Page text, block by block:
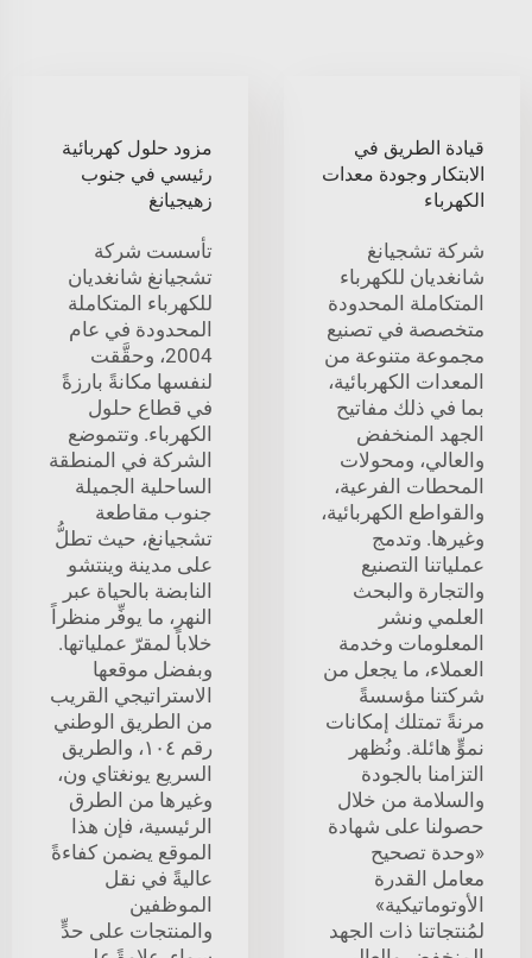
قيادة الطريق في
الابتكار وجودة معدات
الكهرباء
شركة تشجيانغ
شانغديان للكهرباء
المتكاملة المحدودة
متخصصة في تصنيع
مجموعة متنوعة من
المعدات الكهربائية،
بما في ذلك مفاتيح
الجهد المنخفض
والعالي، ومحولات
المحطات الفرعية،
والقواطع الكهربائية،
وغيرها. وتدمج
عملياتنا التصنيع
والتجارة والبحث
العلمي ونشر
المعلومات وخدمة
العملاء، ما يجعل من
شركتنا مؤسسةً
مرنةً تمتلك إمكانات
نموٍّ هائلة. ونُظهر
التزامنا بالجودة
والسلامة من خلال
حصولنا على شهادة
«وحدة تصحيح
معامل القدرة
الأوتوماتيكية»
لمُنتجاتنا ذات الجهد
مزود حلول كهربائية
رئيسي في جنوب
زهيجيانغ
تأسست شركة
تشجيانغ شانغديان
للكهرباء المتكاملة
المحدودة في عام
2004، وحقَّقت
لنفسها مكانةً بارزةً
في قطاع حلول
الكهرباء. وتتموضع
الشركة في المنطقة
الساحلية الجميلة
جنوب مقاطعة
تشجيانغ، حيث تطلُّ
على مدينة وينتشو
النابضة بالحياة عبر
النهر، ما يوفِّر منظراً
خلاباً لمقرّ عملياتها.
وبفضل موقعها
الاستراتيجي القريب
من الطريق الوطني
رقم ١٠٤، والطريق
السريع يونغتاي ون،
وغيرها من الطرق
الرئيسية، فإن هذا
الموقع يضمن كفاءةً
عاليةً في نقل
الموظفين
والمنتجات على حدٍّ